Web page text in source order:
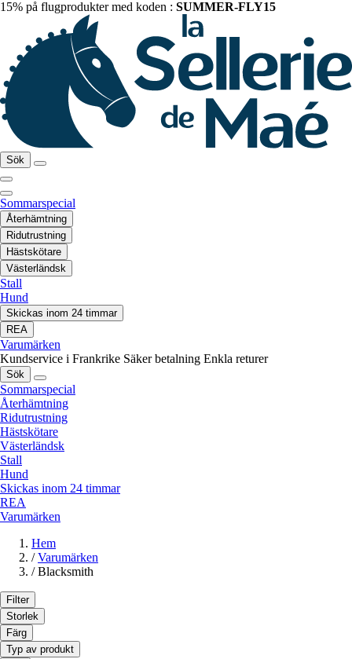
15% på flugprodukter med koden : SUMMER-FLY15
Sök
Sommarspecial
Återhämtning
Ridutrustning
Hästskötare
Västerländsk
Stall
Hund
Skickas inom 24 timmar
REA
Varumärken
Kundservice i Frankrike Säker betalning Enkla returer
Sök
Sommarspecial
Återhämtning
Ridutrustning
Hästskötare
Västerländsk
Stall
Hund
Skickas inom 24 timmar
REA
Varumärken
Hem
/ Varumärken
/ Blacksmith
Filter
Storlek
Färg
Typ av produkt